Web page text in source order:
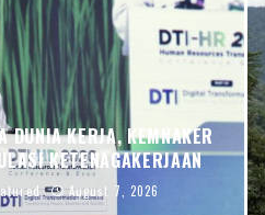
DUNIA KERJA, KEMNAKER
KETENAGAKERJAAN
August 7, 2026